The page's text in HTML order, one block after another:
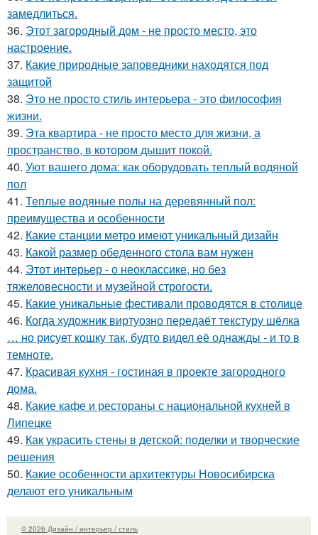
замедлиться.
36. Этот загородный дом - не просто место, это
настроение.
37. Какие природные заповедники находятся под
защитой
38. Это не просто стиль интерьера - это философия
жизни.
39. Эта квартира - не просто место для жизни, а
пространство, в котором дышит покой.
40. Уют вашего дома: как оборудовать теплый водяной
пол
41. Теплые водяные полы на деревянный пол:
преимущества и особенности
42. Какие станции метро имеют уникальный дизайн
43. Какой размер обеденного стола вам нужен
44. Этот интерьер - о неоклассике, но без
тяжеловесности и музейной строгости.
45. Какие уникальные фестивали проводятся в столице
46. Когда художник виртуозно передаёт текстуру шёлка
… но рисует кошку так, будто видел её однажды - и то в
темноте.
47. Красивая кухня - гостиная в проекте загородного
дома.
48. Какие кафе и рестораны с национальной кухней в
Липецке
49. Как украсить стены в детской: поделки и творческие
решения
50. Какие особенности архитектуры Новосибирска
делают его уникальным
© 2026 Дизайн / интерьер / стиль